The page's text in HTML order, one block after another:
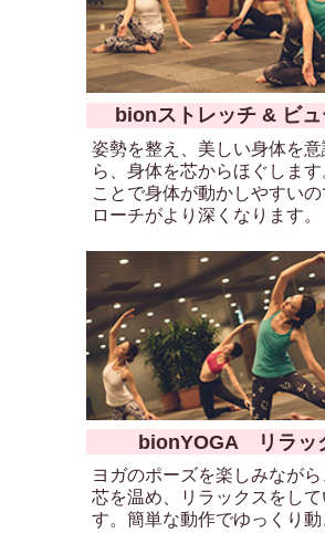
bionストレッチ & ビュ
姿勢を整え、美しい身体を
ら、身体を芯からほぐしま
ことで身体が動かしやすい
ローチがより深くなります。
bionYOGA リラッ
ヨガのポーズを楽しみなが
芯を温め、リラックスをして
す。簡単な動作でゆっくり動